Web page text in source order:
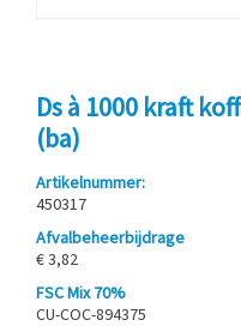
Ds à 1000 kraft
(ba)
Artikelnummer:
450317
Afvalbeheerbijdrage
€ 3,82
FSC Mix 70%
CU-COC-894375